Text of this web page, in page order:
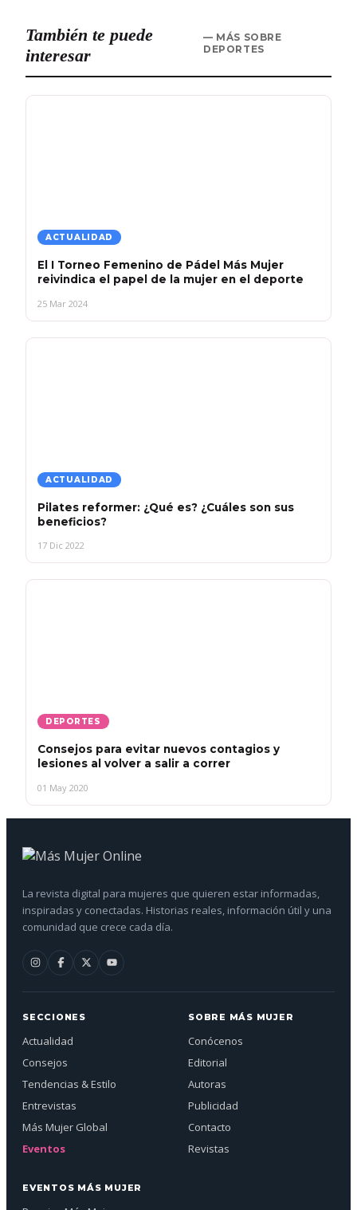
También te puede
interesar
— MÁS SOBRE
DEPORTES
ACTUALIDAD
El I Torneo Femenino de Pádel Más Mujer
reivindica el papel de la mujer en el deporte
25 Mar 2024
ACTUALIDAD
Pilates reformer: ¿Qué es? ¿Cuáles son sus
beneficios?
17 Dic 2022
DEPORTES
Consejos para evitar nuevos contagios y
lesiones al volver a salir a correr
01 May 2020
La revista digital para mujeres que quieren estar informadas,
inspiradas y conectadas. Historias reales, información útil y una
comunidad que crece cada día.
SECCIONES
Actualidad
Consejos
Tendencias & Estilo
Entrevistas
Más Mujer Global
Eventos
SOBRE MÁS MUJER
Conócenos
Editorial
Autoras
Publicidad
Contacto
Revistas
EVENTOS MÁS MUJER